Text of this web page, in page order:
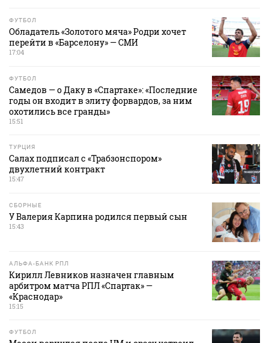
ФУТБОЛ
Обладатель «Золотого мяча» Родри хочет
перейти в «Барселону» — СМИ
17:04
ФУТБОЛ
Самедов — о Даку в «Спартаке»: «Последние
годы он входит в элиту форвардов, за ним
охотились все гранды»
15:51
ТУРЦИЯ
Салах подписал с «Трабзонспором»
двухлетний контракт
15:47
СБОРНЫЕ
У Валерия Карпина родился первый сын
15:43
АЛЬФА-БАНК РПЛ
Кирилл Левников назначен главным
арбитром матча РПЛ «Спартак» —
«Краснодар»
15:15
ФУТБОЛ